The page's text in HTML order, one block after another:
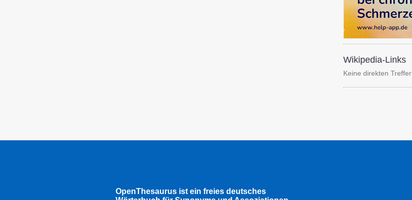
Wikipedia-Links
Keine direkten Treffer
OpenThesaurus ist ein freies deutsches